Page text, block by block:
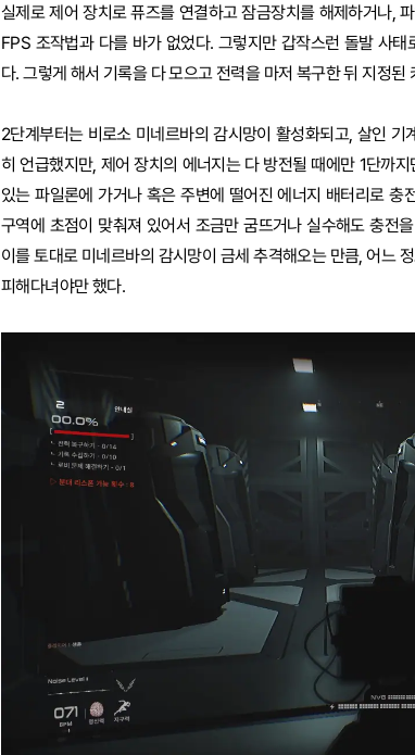
실제로 제어 장치로 퓨즈를 연결하고 잠금장치를 해제하거나,
FPS 조작법과 다를 바가 없었다. 그렇지만 갑작스런 돌발 사
다. 그렇게 해서 기록을 다 모으고 전력을 마저 복구한 뒤 지정
2단계부터는 비로소 미네르바의 감시망이 활성화되고, 살인
히 언급했지만, 제어 장치의 에너지는 다 방전될 때에만 1단까
있는 파일론에 가거나 혹은 주변에 떨어진 에너지 배터리로
구역에 초점이 맞춰져 있어서 조금만 굼뜨거나 실수해도 충전
이를 토대로 미네르바의 감시망이 금세 추격해오는 만큼, 어느
피해다녀야만 했다.